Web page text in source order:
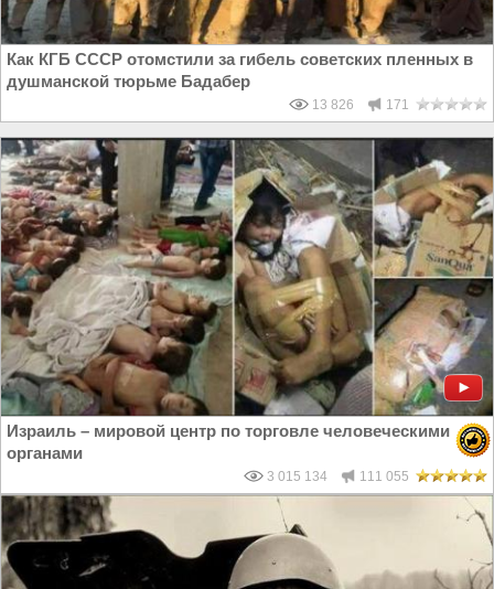
Как КГБ СССР отомстили за гибель советских пленных в
душманской тюрьме Бадабер
13 826 171
Израиль – мировой центр по торговле человеческими
органами
3 015 134 111 055